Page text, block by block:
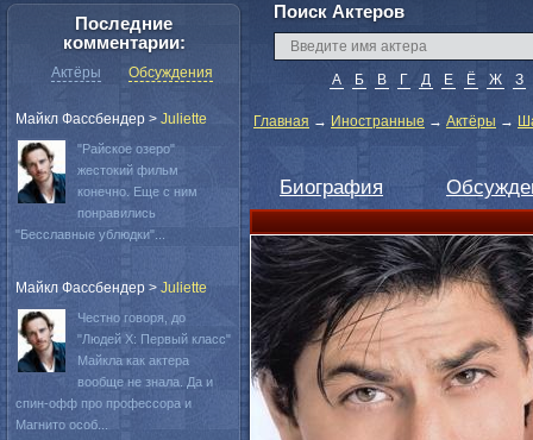
Поиск Актеров
А Б В Г Д Е Ё Ж З
Главная → Иностранные → Актёры →
Биография
Последние
комментарии:
Актёры Обсуждения
Майкл Фассбендер > Juliette
"Райское озеро"
жестокий фильм
конечно. Еще с ним
понравились
"Бесславные ублюдки"...
Майкл Фассбендер > Juliette
Честно говоря, до
"Людей Х: Первый класс"
Майкла как актера
вообще не знала. Да и
спин-офф про профессора и
Магнито особ...